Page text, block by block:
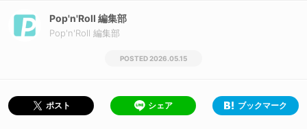
Pop'n'Roll 編集部
Pop'n'Roll 編集部
2026.05.15
ポスト シェア ブックマーク